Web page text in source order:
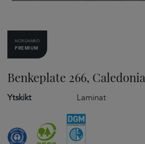
Benkeplate 266, Caledonia
NORDANRO
PREMIUM
Ytskikt Laminat